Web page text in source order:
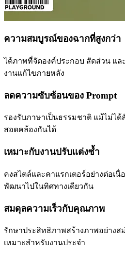
ความสมบูรณ์ของฉากที่สูงกว่า
ได้ภาพที่จัดองค์ประกอบ สัดส่วน แล
งานแก้ไขภายหลัง
ลดความซับซ้อนของ Prompt
รองรับภาษาเป็นธรรมชาติ แม้ไม่ได้
สอดคล้องกันได้
เหมาะกับงานปรับแต่งซ้ำ
คงสไตล์และคาแรกเตอร์อย่างต่อเนื่
พัฒนาไปในทิศทางเดียวกัน
สมดุลความเร็วกับคุณภาพ
รักษาประสิทธิภาพสร้างภาพอย่าง
เหมาะสำหรับงานประจำ